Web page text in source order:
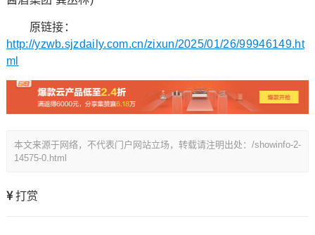
原链接：
http://yzwb.sjzdaily.com.cn/zixun/2025/01/26/99946149.ht
ml
本文来源于网络，不代表门户网站立场，转载请注明出处：/showinfo-2-
14575-0.html
打赏